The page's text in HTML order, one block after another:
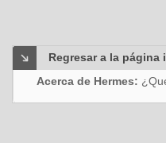
Regresar a la página
Acerca de Hermes: